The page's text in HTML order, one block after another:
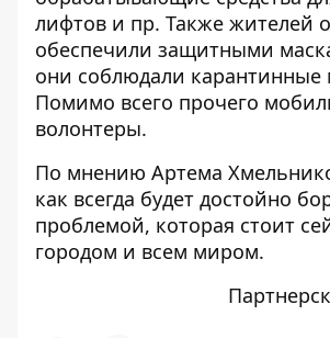
лифтов и пр. Также жителей
обеспечили защитными
они соблюдали карантинные
Помимо всего прочего
волонтеры.
По мнению Артема
как всегда будет достойно
проблемой, которая стоит
городом и всем миром.